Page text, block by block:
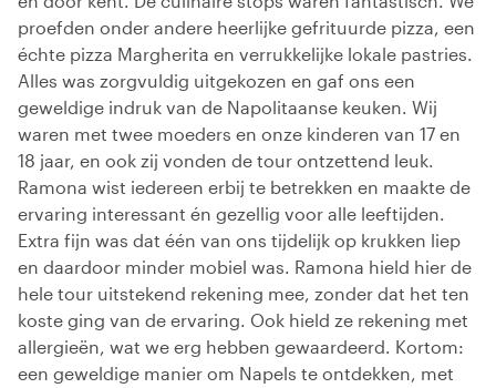
proefden onder andere heerlijke gefrituurde pizza, een
échte pizza Margherita en verrukkelijke lokale pastries.
Alles was zorgvuldig uitgekozen en gaf ons een
geweldige indruk van de Napolitaanse keuken. Wij
waren met twee moeders en onze kinderen van 17 en
18 jaar, en ook zij vonden de tour ontzettend leuk.
Ramona wist iedereen erbij te betrekken en maakte de
ervaring interessant én gezellig voor alle leeftijden.
Extra fijn was dat één van ons tijdelijk op krukken liep
en daardoor minder mobiel was. Ramona hield hier de
hele tour uitstekend rekening mee, zonder dat het ten
koste ging van de ervaring. Ook hield ze rekening met
allergieën, wat we erg hebben gewaardeerd. Kortom:
een geweldige manier om Napels te ontdekken, met